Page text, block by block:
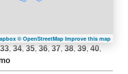
© OpenStreetMap Improve this map
33, 34, 35, 36, 37, 38, 39, 40,